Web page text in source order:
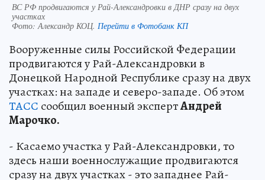
ВС РФ продвигаются у Рай-Александровки в ДНР сразу на двух
участках
Фото: Александр КОЦ. Перейти в Фотобанк КП
Вооруженные силы Российской Федерации
продвигаются у Рай-Александровки в
Донецкой Народной Республике сразу на двух
участках: на западе и северо-западе. Об этом
ТАСС сообщил военный экспертАндрей
Марочко.
- Касаемо участка у Рай-Александровки, то
здесь наши военнослужащие продвигаются
сразу на двух участках - это западнее Рай-